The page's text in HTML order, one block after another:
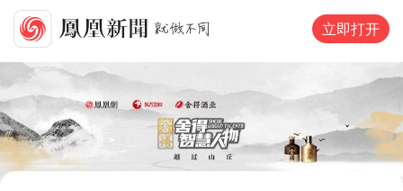
立即打开